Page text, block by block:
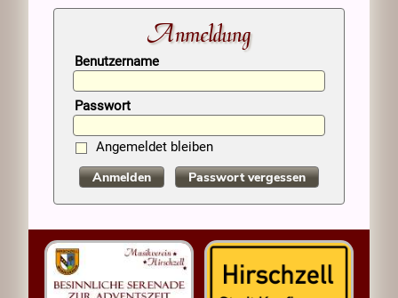
Anmeldung
Benutzername
Passwort
Angemeldet bleiben
Anmelden Passwort vergessen